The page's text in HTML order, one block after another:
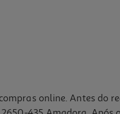
online. Antes do